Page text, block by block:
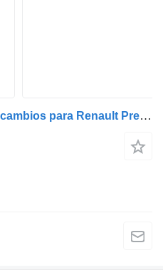
ZF ecosplit 16s181 caja de cambios para Renault Premium camión